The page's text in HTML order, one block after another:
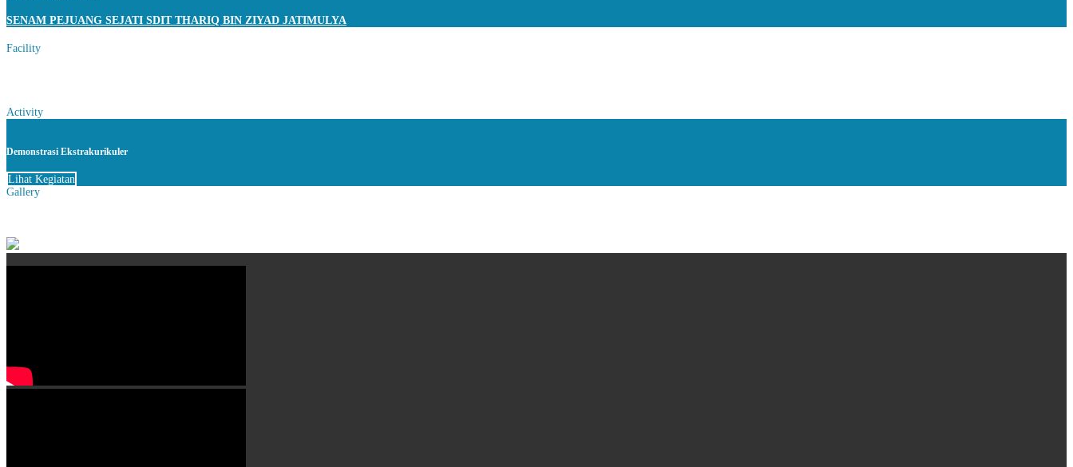
SENAM PEJUANG SEJATI SDIT THARIQ BIN ZIYAD JATIMULYA
Facility
Activity
Demonstrasi Ekstrakurikuler
Lihat Kegiatan
Gallery